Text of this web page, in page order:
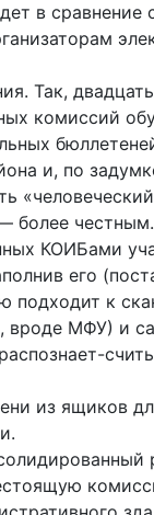
в
Так,
комиссий
и, по
более честным.
КОИБами
его
к
МФУ) и
из ящиков